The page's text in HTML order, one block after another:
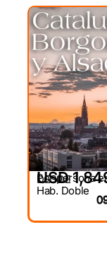
DESDE
USD
Por persona
Hab. Doble